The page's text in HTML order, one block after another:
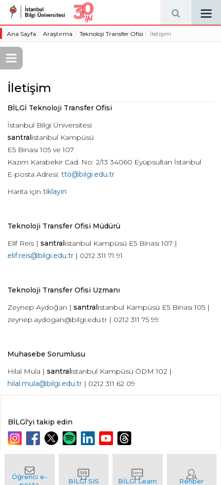
Ana Sayfa Araştırma Teknoloji Transfer Ofisi İletişim
İletişim
BİLGİ Teknoloji Transfer Ofisi
İstanbul Bilgi Üniversitesi
santralistanbul Kampüsü
E5 Binası 105 ve 107
Kazım Karabekir Cad. No: 2/13 34060 Eyüpsultan İstanbul
E-posta Adresi: tto@bilgi.edu.tr
Harita için tıklayın
Teknoloji Transfer Ofisi Müdürü
Elif Reis | santralistanbul Kampüsü E5 Binası 107 |
elif.reis@bilgi.edu.tr | 0212 311 71 91
Teknoloji Transfer Ofisi Uzmanı
Zeynep Aydoğan | santralistanbul Kampüsü E5 Binası 105 ­|
zeynep.aydogan@bilgi.edu.tr | 0212 311 75 99
Muhasebe Sorumlusu
Hilal Mula | santralistanbul Kampüsü ÖDM 102 |
hilal.mula@bilgi.edu.tr | 0212 311 62 09
BİLGİ'yi takip edin